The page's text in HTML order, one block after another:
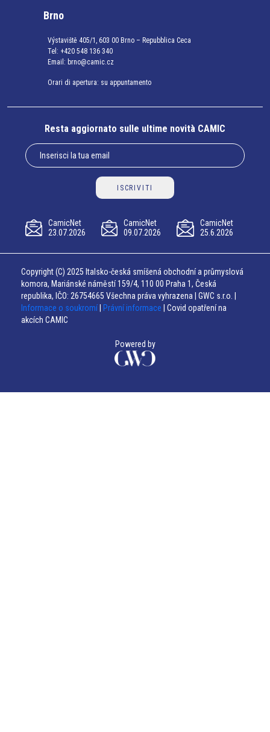
Brno
Výstaviště 405/1, 603 00 Brno – Repubblica Ceca
Tel: +420 548 136 340
Email: brno@camic.cz
Orari di apertura: su appuntamento
Resta aggiornato sulle ultime novità CAMIC
ISCRIVITI
CamicNet
23.07.2026
CamicNet
09.07.2026
CamicNet
25.6.2026
Copyright (C) 2025 Italsko-česká smíšená obchodní a průmyslová
komora, Mariánské náměstí 159/4, 110 00 Praha 1, Česká
republika, IČO: 26754665 Všechna práva vyhrazena | GWC s.r.o. |
Informace o soukromí
Právní informace | Covid opatření na
akcích CAMIC
Powered by